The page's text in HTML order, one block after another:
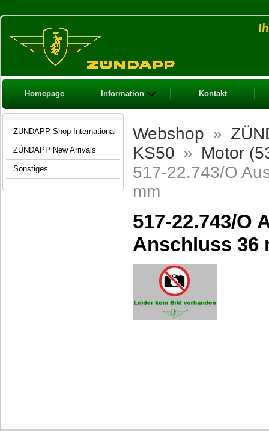
Homepage Information Kontakt
Webshop »
KS50 » Motor
517-22.743/O
mm
517-22.743/O
Anschluss 36
ZÜNDAPP Shop International
ZÜNDAPP New Arrivals
Sonstiges